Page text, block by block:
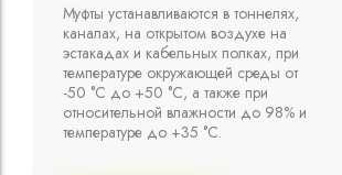
Компания ООО "Москабельторг"
предлагает, как соединительные
термоусаживаемые муфты на кабель
напряжением до 10 кВ с изоляцией
из маслопропитанной бумаги и
сшитого полиэтилена собственного
производства